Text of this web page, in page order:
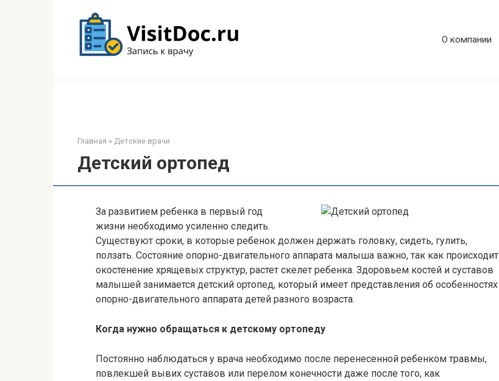
О компании
Главная » Детские врачи
Детский ортопед
За развитием ребенка в первый год
жизни необходимо усиленно следить.
Существуют сроки, в которые ребенок должен держать головку, сидеть, гулить,
ползать. Состояние опорно-двигательного аппарата малыша важно, так как происходит
окостенение хрящевых структур, растет скелет ребенка. Здоровьем костей и суставов
малышей занимается детский ортопед, который имеет представления об особенностях
опорно-двигательного аппарата детей разного возраста.
Когда нужно обращаться к детскому ортопеду
Постоянно наблюдаться у врача необходимо после перенесенной ребенком травмы,
повлекшей вывих суставов или перелом конечности даже после того, как